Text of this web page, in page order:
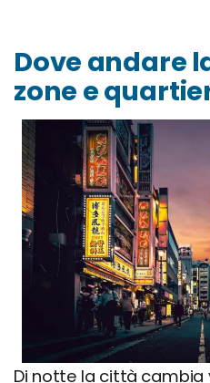
Dove andare
zone e
Di notte la città cambia